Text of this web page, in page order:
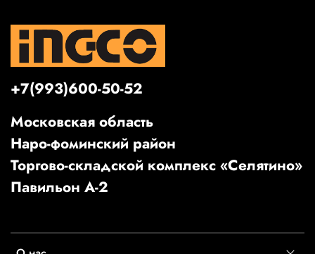
+7(993)600-50-52
Московская область
Наро-фоминский район
Торгово-складской комплекс «Селятино»
Павильон А-2